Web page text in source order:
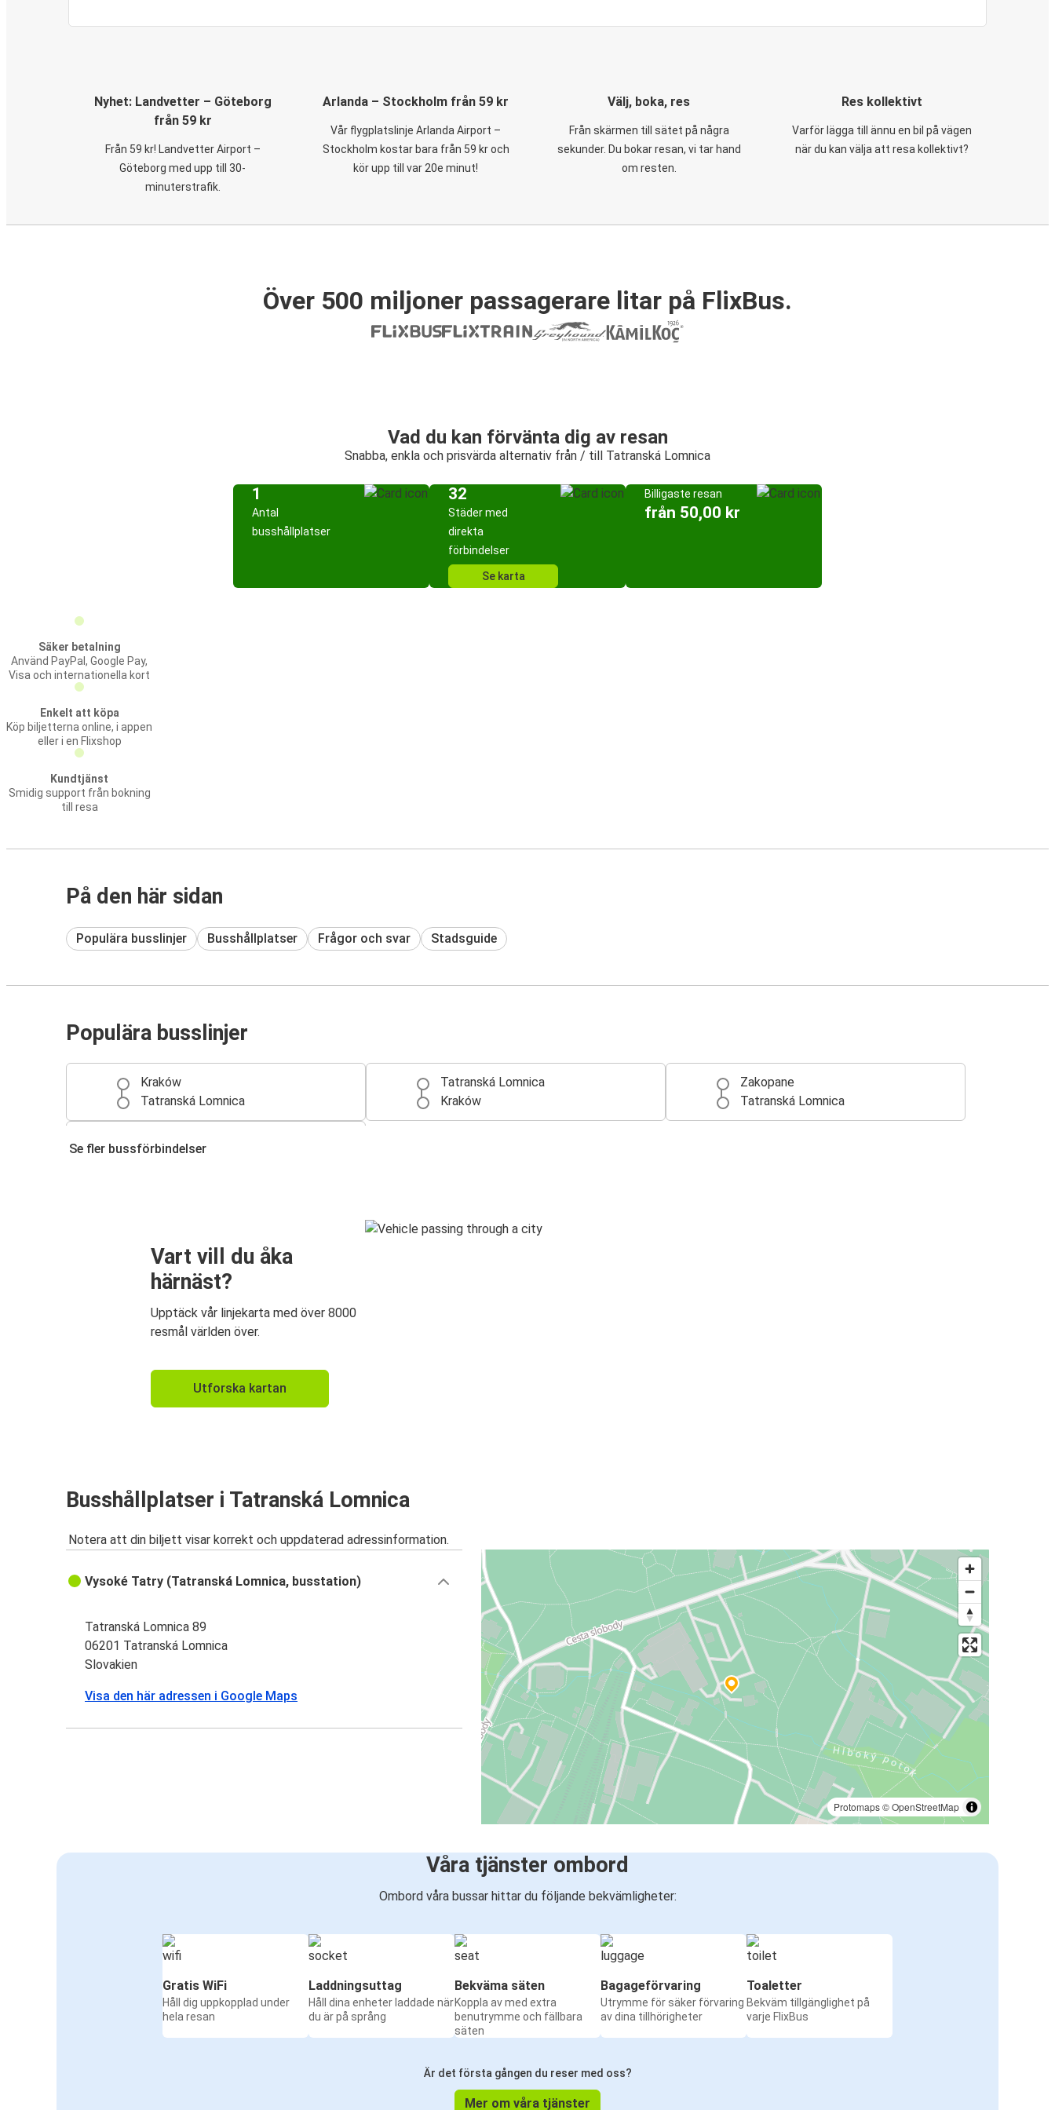
Nyhet: Landvetter – Göteborg
från 59 kr
Från 59 kr! Landvetter Airport –
Göteborg med upp till 30-
minuterstrafik.
Arlanda – Stockholm från 59 kr
Vår flygplatslinje Arlanda Airport –
Stockholm kostar bara från 59 kr och
kör upp till var 20e minut!
Välj, boka, res
Från skärmen till sätet på några
sekunder. Du bokar resan, vi tar hand
om resten.
Res kollektivt
Varför lägga till ännu en bil på vägen
när du kan välja att resa kollektivt?
Över 500 miljoner passagerare litar på FlixBus.
Vad du kan förvänta dig av resan
Snabba, enkla och prisvärda alternativ från / till Tatranská Lomnica
1
Antal
busshållplatser
32
Städer med
direkta
förbindelser
Se karta
Billigaste resan
från 50,00 kr
Säker betalning
Använd PayPal, Google Pay,
Visa och internationella kort
Enkelt att köpa
Köp biljetterna online, i appen
eller i en Flixshop
Kundtjänst
Smidig support från bokning
till resa
På den här sidan
Populära busslinjer Busshållplatser Frågor och svar Stadsguide
Populära busslinjer
Kraków
Tatranská Lomnica
Tatranská Lomnica
Kraków
Zakopane
Tatranská Lomnica
Tatranská Lomnica
Se fler bussförbindelser
Vart vill du åka
härnäst?
Upptäck vår linjekarta med över 8000
resmål världen över.
Utforska kartan
Busshållplatser i Tatranská Lomnica
Notera att din biljett visar korrekt och uppdaterad adressinformation.
Protomaps©OpenStreetMap
Vysoké Tatry (Tatranská Lomnica, busstation)
Tatranská Lomnica 89
06201 Tatranská Lomnica
Slovakien
Visa den här adressen i Google Maps
Våra tjänster ombord
Ombord våra bussar hittar du följande bekvämligheter:
Gratis WiFi
Håll dig uppkopplad under
hela resan
Laddningsuttag
Håll dina enheter laddade när
du är på språng
Bekväma säten
Koppla av med extra
benutrymme och fällbara
säten
Bagageförvaring
Utrymme för säker förvaring
av dina tillhörigheter
Toaletter
Bekväm tillgänglighet på
varje FlixBus
Är det första gången du reser med oss?
Mer om våra tjänster